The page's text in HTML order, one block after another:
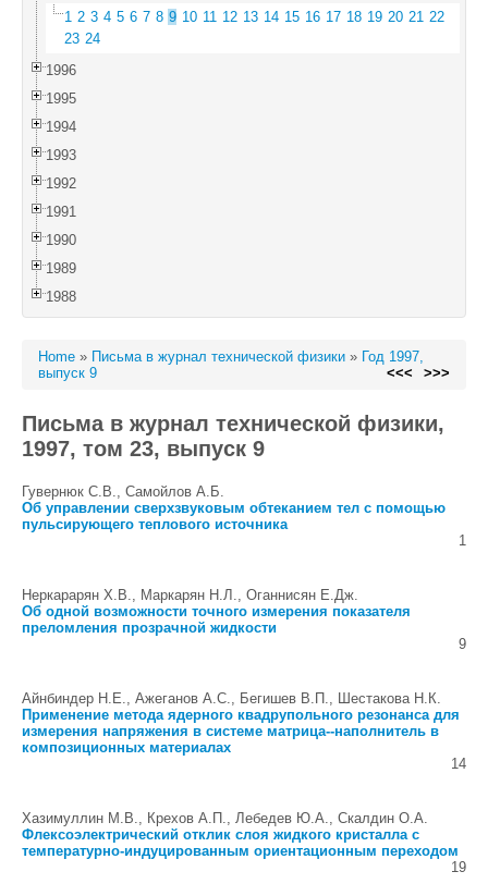
1 2 3 4 5 6 7 8 9 10 11 12 13 14 15 16 17 18 19 20 21 22
23 24
1996
1995
1994
1993
1992
1991
1990
1989
1988
Home » Письма в журнал технической физики » Год 1997,
выпуск 9
<<< >>>
Письма в журнал технической физики,
1997, том 23, выпуск 9
Гувернюк С.В., Самойлов А.Б.
Об управлении сверхзвуковым обтеканием тел с помощью
пульсирующего теплового источника
1
Неркарарян Х.В., Маркарян Н.Л., Оганнисян Е.Дж.
Об одной возможности точного измерения показателя
преломления прозрачной жидкости
9
Айнбиндер Н.Е., Ажеганов А.С., Бегишев В.П., Шестакова Н.К.
Применение метода ядерного квадрупольного резонанса для
измерения напряжения в системе матрица--наполнитель в
композиционных материалах
14
Хазимуллин М.В., Крехов А.П., Лебедев Ю.А., Скалдин О.А.
Флексоэлектрический отклик слоя жидкого кристалла с
температурно-индуцированным ориентационным переходом
19